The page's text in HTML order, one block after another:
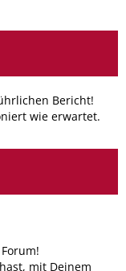
Bericht!
wie erwartet.
mit Deinem